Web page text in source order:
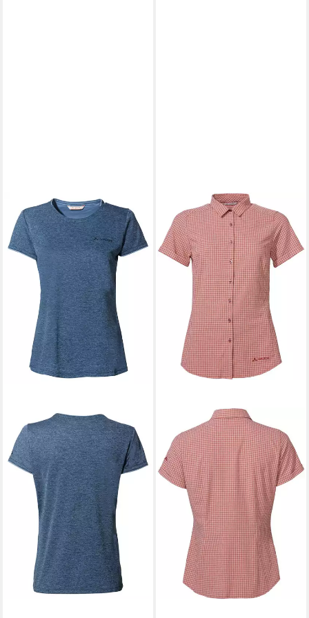
Funktionsbluse Wo Seiland
Shirt III SOFT ROSE
80,00 €
in 3-4 Werktagen bei dir